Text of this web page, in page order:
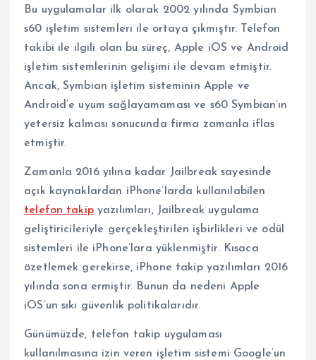
Bu uygulamalar ilk olarak 2002 yılında Symbian
s60 işletim sistemleri ile ortaya çıkmıştır. Telefon
takibi ile ilgili olan bu süreç, Apple iOS ve Android
işletim sistemlerinin gelişimi ile devam etmiştir.
Ancak, Symbian işletim sisteminin Apple ve
Android’e uyum sağlayamaması ve s60 Symbian’ın
yetersiz kalması sonucunda firma zamanla iflas
etmiştir.
Zamanla 2016 yılına kadar Jailbreak sayesinde
açık kaynaklardan iPhone’larda kullanılabilen
telefon takipyazılımları, Jailbreak uygulama
geliştiricileriyle gerçekleştirilen işbirlikleri ve ödül
sistemleri ile iPhone’lara yüklenmiştir. Kısaca
özetlemek gerekirse, iPhone takip yazılımları 2016
yılında sona ermiştir. Bunun da nedeni Apple
iOS’un sıkı güvenlik politikalarıdır.
Günümüzde, telefon takip uygulaması
kullanılmasına izin veren işletim sistemi Google’un